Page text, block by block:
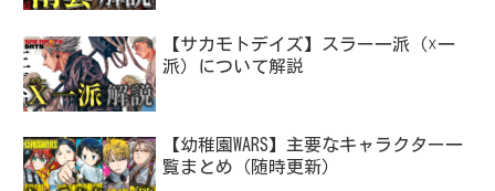
【サカモトデイズ】スラー一派（☓一
派）について解説
【幼稚園WARS】主要なキャラクター一
覧まとめ（随時更新）